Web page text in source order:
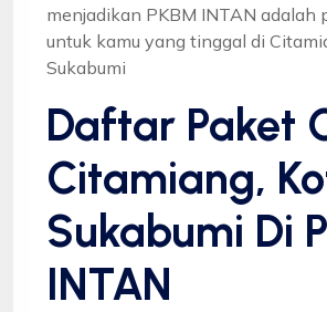
menjadikan PKBM INTAN adalah
untuk kamu yang tinggal di
Sukabumi
Daftar Paket
Citamiang,
Sukabumi Di
INTAN